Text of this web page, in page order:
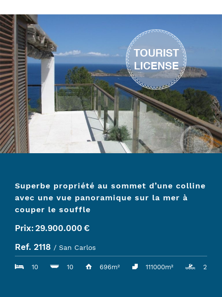
Superbe propriété au sommet d’une colline
avec une vue panoramique sur la mer à
couper le souffle
Prix: 29.900.000 €
Ref. 2118 / San Carlos
10 10 696m² 111000m² 2